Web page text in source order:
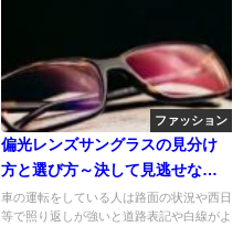
ファッション
偏光レンズサングラスの見分け
方と選び方～決して見逃せない
寿命の長さも要チェック!
車の運転をしている人は路面の状況や西日
等で照り返しが強いと道路表記や白線がよ